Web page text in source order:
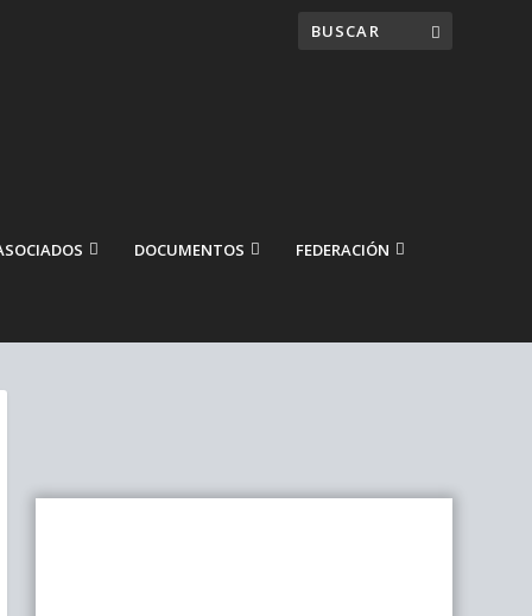
DOCUMENTOS FEDERACIÓN